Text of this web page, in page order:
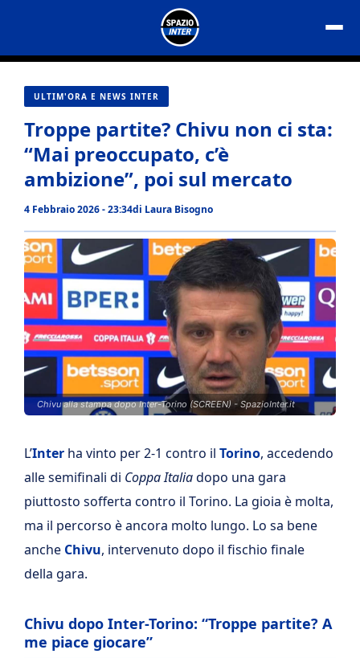
contenuto
ULTIM'ORA E NEWS INTER
Troppe partite? Chivu non ci sta:
“Mai preoccupato, c’è
ambizione”, poi sul mercato
4 Febbraio 2026 - 23:34di Laura Bisogno
Chivu alla stampa dopo Inter-Torino (SCREEN) - SpazioInter.it
L’Inter ha vinto per 2-1 contro il Torino, accedendo
alle semifinali di Coppa Italiadopo una gara
piuttosto sofferta contro il Torino. La gioia è molta,
ma il percorso è ancora molto lungo. Lo sa bene
anche Chivu, intervenuto dopo il fischio finale
della gara.
Chivu dopo Inter-Torino: “Troppe partite? A
me piace giocare”